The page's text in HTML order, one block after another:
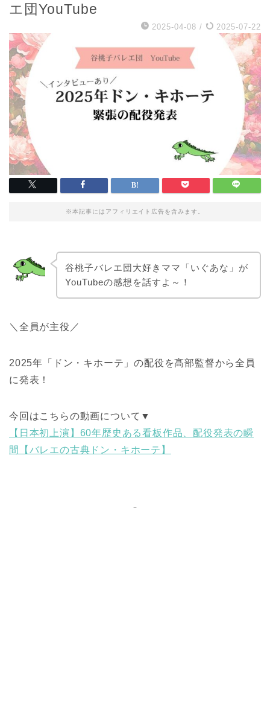
エ団YouTube
2025-04-08 / 2025-07-22
※本記事にはアフィリエイト広告を含みます。
谷桃子バレエ団大好きママ「いぐあな」が
YouTubeの感想を話すよ～！
＼全員が主役／
2025年「ドン・キホーテ」の配役を髙部監督から全員
に発表！
今回はこちらの動画について▼
【日本初上演】60年歴史ある看板作品、配役発表の瞬
間【バレエの古典ドン・キホーテ】